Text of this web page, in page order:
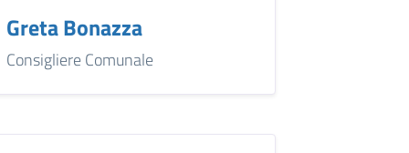
Greta Bonazza
Consigliere Comunale